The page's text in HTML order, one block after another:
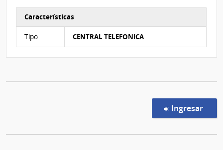
Características
Tipo CENTRAL TELEFONICA
Ingresar